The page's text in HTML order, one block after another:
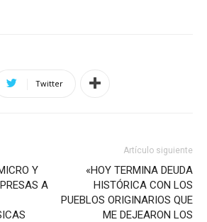
Twitter
Y
A
Artículo siguiente
«HOY TERMINA DEUDA
HISTÓRICA CON LOS
PUEBLOS ORIGINARIOS QUE
ME DEJEARON LOS